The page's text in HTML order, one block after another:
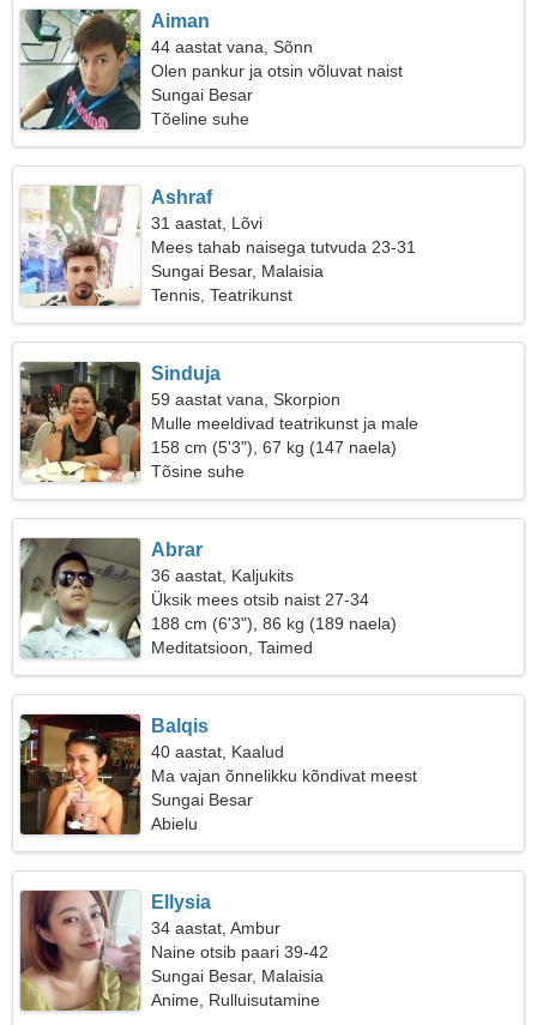
Aiman
44 aastat vana, Sõnn
Olen pankur ja otsin võluvat naist
Sungai Besar
Tõeline suhe
Ashraf
31 aastat, Lõvi
Mees tahab naisega tutvuda 23-31
Sungai Besar, Malaisia
Tennis, Teatrikunst
Sinduja
59 aastat vana, Skorpion
Mulle meeldivad teatrikunst ja male
158 cm (5'3"), 67 kg (147 naela)
Tõsine suhe
Abrar
36 aastat, Kaljukits
Üksik mees otsib naist 27-34
188 cm (6'3"), 86 kg (189 naela)
Meditatsioon, Taimed
Balqis
40 aastat, Kaalud
Ma vajan õnnelikku kõndivat meest
Sungai Besar
Abielu
Ellysia
34 aastat, Ambur
Naine otsib paari 39-42
Sungai Besar, Malaisia
Anime, Rulluisutamine